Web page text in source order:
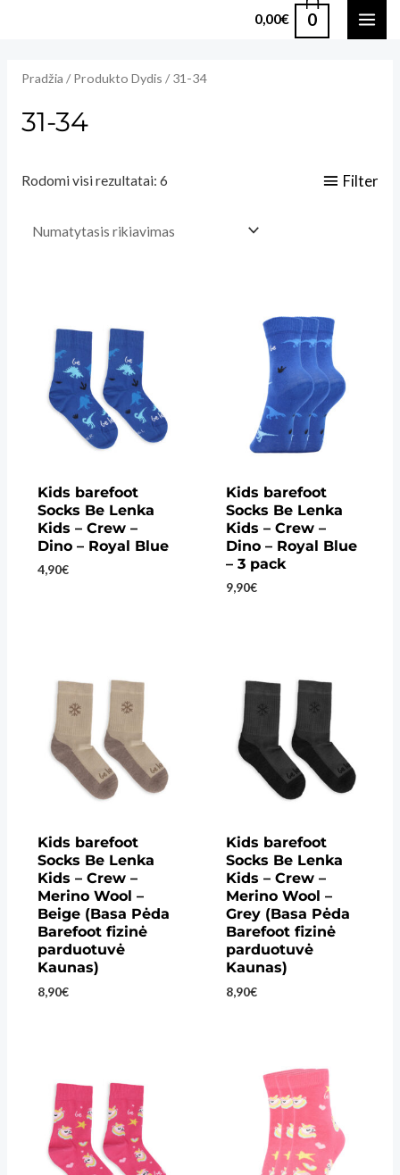
0,00€ 0
Pradžia / Produkto Dydis / 31-34
31-34
Rodomi visi rezultatai: 6 Filter
Kids barefoot
Socks Be Lenka
Kids – Crew –
Dino – Royal Blue
4,90€
Kids barefoot
Socks Be Lenka
Kids – Crew –
Dino – Royal Blue
– 3 pack
9,90€
Kids barefoot
Socks Be Lenka
Kids – Crew –
Merino Wool –
Beige (Basa Pėda
Barefoot fizinė
parduotuvė
Kaunas)
8,90€
Kids barefoot
Socks Be Lenka
Kids – Crew –
Merino Wool –
Grey (Basa Pėda
Barefoot fizinė
parduotuvė
Kaunas)
8,90€